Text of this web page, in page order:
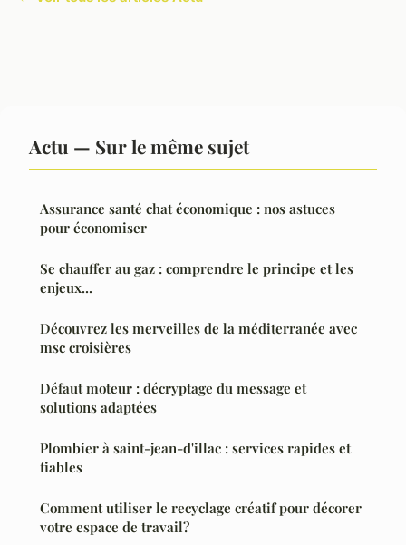
Actu — Sur le même sujet
Assurance santé chat économique : nos astuces
pour économiser
Se chauffer au gaz : comprendre le principe et les
enjeux...
Découvrez les merveilles de la méditerranée avec
msc croisières
Défaut moteur : décryptage du message et
solutions adaptées
Plombier à saint-jean-d'illac : services rapides et
fiables
Comment utiliser le recyclage créatif pour décorer
votre espace de travail?